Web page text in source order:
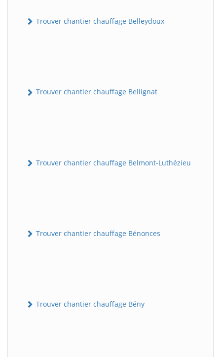
Trouver chantier chauffage Belleydoux
Trouver chantier chauffage Bellignat
Trouver chantier chauffage Belmont-Luthézieu
Trouver chantier chauffage Bénonces
Trouver chantier chauffage Bény